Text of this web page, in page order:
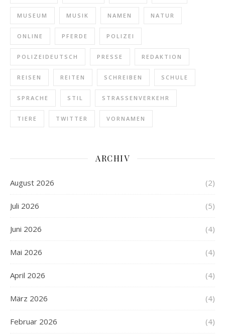
MUSEUM MUSIK NAMEN NATUR
ONLINE PFERDE POLIZEI
POLIZEIDEUTSCH PRESSE REDAKTION
REISEN REITEN SCHREIBEN SCHULE
SPRACHE STIL STRASSENVERKEHR
TIERE TWITTER VORNAMEN
ARCHIV
August 2026 (2)
Juli 2026 (5)
Juni 2026 (4)
Mai 2026 (4)
April 2026 (4)
März 2026 (4)
Februar 2026 (4)